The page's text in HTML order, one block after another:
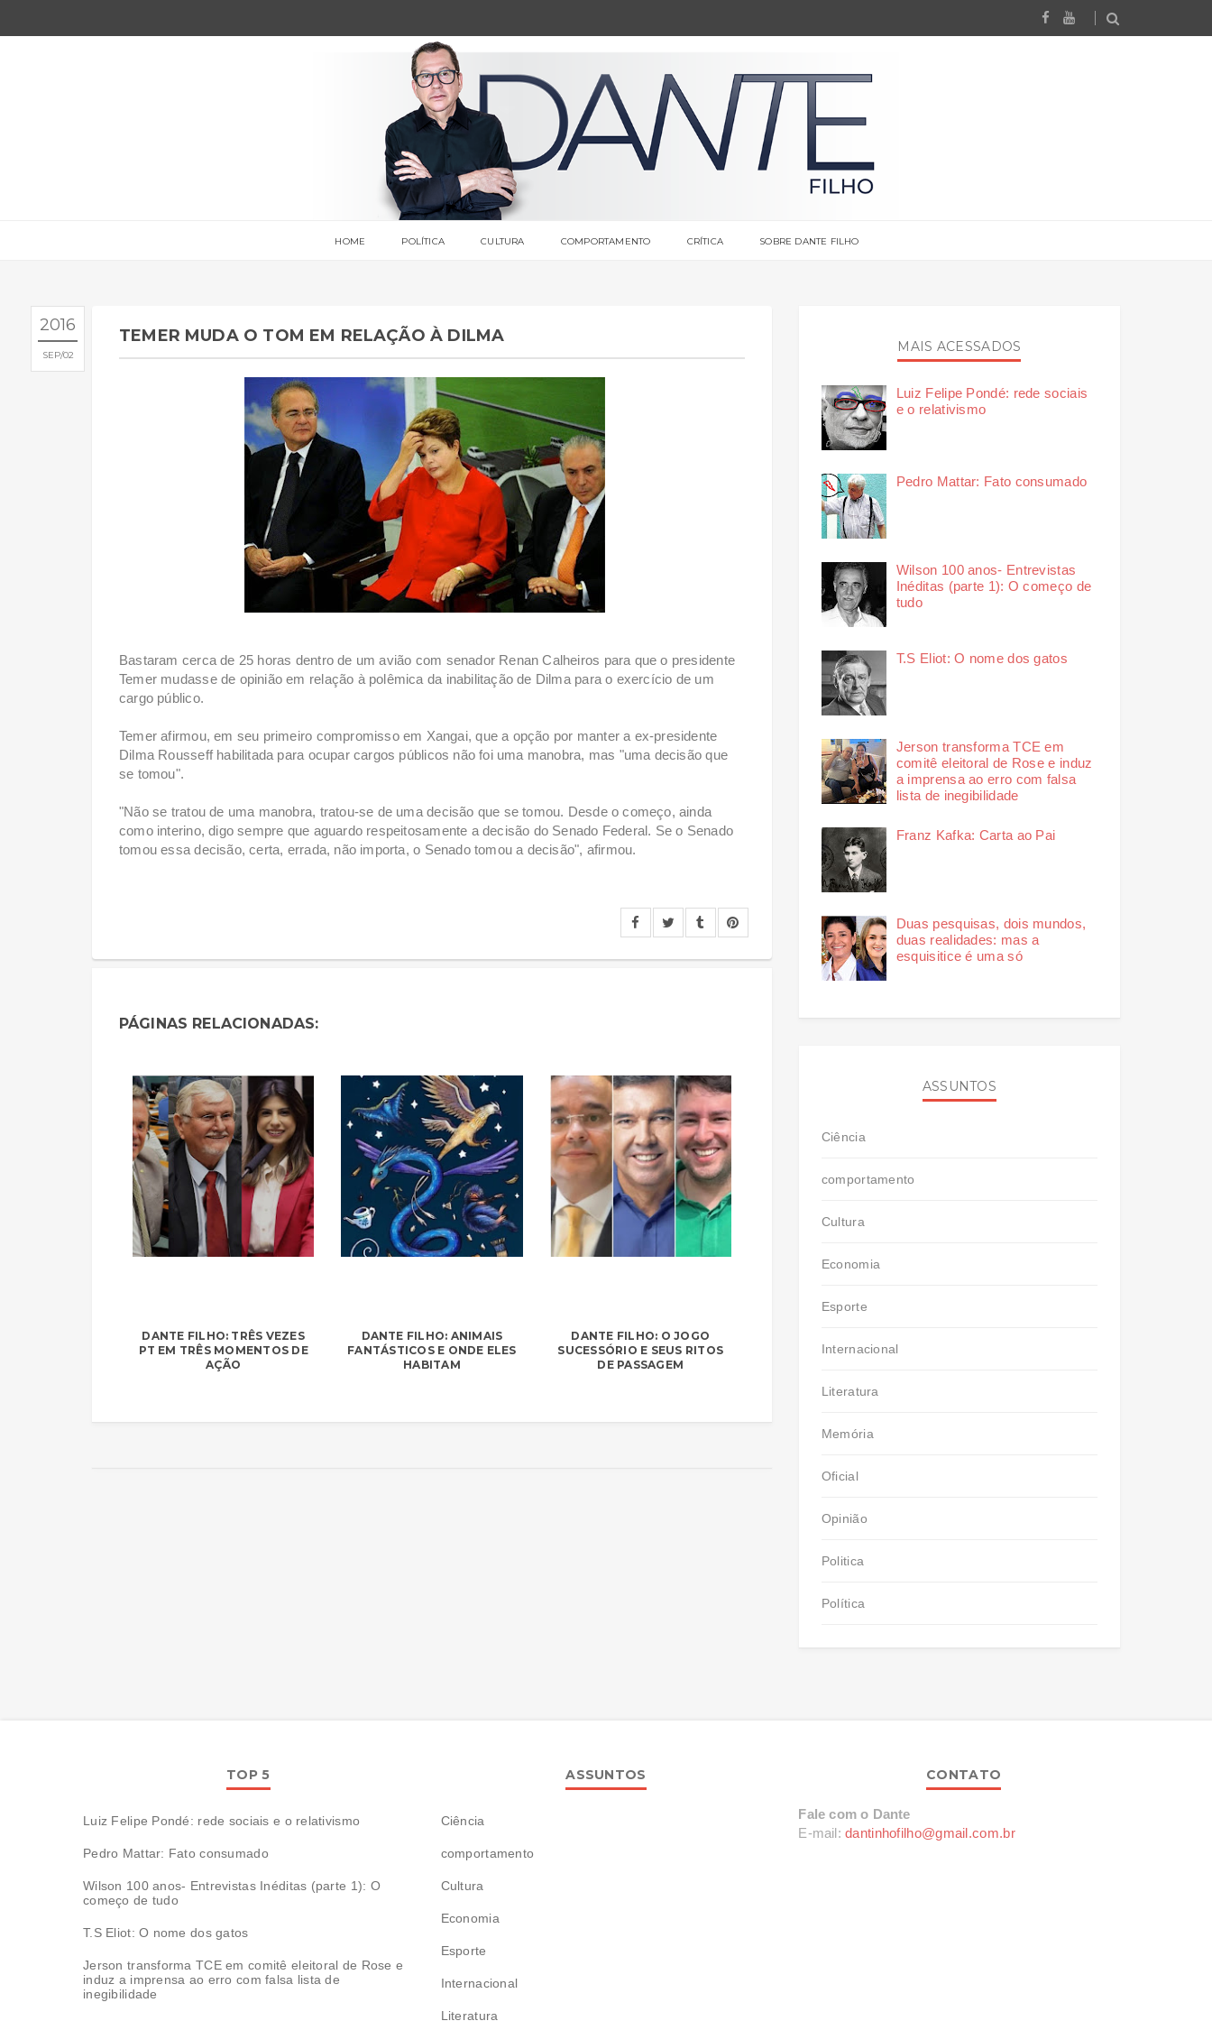
HOME POLÍTICA CULTURA COMPORTAMENTO CRÍTICA SOBRE DANTE FILHO
2016
SEP 02
TEMER MUDA O TOM EM RELAÇÃO À DILMA
Bastaram cerca de 25 horas dentro de um avião com senador Renan Calheiros para que o presidente
Temer mudasse de opinião em relação à polêmica da inabilitação de Dilma para o exercício de um
cargo público.
Temer afirmou, em seu primeiro compromisso em Xangai, que a opção por manter a ex-presidente
Dilma Rousseff habilitada para ocupar cargos públicos não foi uma manobra, mas "uma decisão que
se tomou".
"Não se tratou de uma manobra, tratou-se de uma decisão que se tomou. Desde o começo, ainda
como interino, digo sempre que aguardo respeitosamente a decisão do Senado Federal. Se o Senado
tomou essa decisão, certa, errada, não importa, o Senado tomou a decisão", afirmou.
PÁGINAS RELACIONADAS:
DANTE FILHO: TRÊS VEZES
PT EM TRÊS MOMENTOS DE
AÇÃO
DANTE FILHO: ANIMAIS
FANTÁSTICOS E ONDE ELES
HABITAM
DANTE FILHO: O JOGO
SUCESSÓRIO E SEUS RITOS
DE PASSAGEM
MAIS ACESSADOS
Luiz Felipe Pondé: rede sociais
e o relativismo
Pedro Mattar: Fato consumado
Wilson 100 anos- Entrevistas
Inéditas (parte 1): O começo de
tudo
T.S Eliot: O nome dos gatos
Jerson transforma TCE em
comitê eleitoral de Rose e induz
a imprensa ao erro com falsa
lista de inegibilidade
Franz Kafka: Carta ao Pai
Duas pesquisas, dois mundos,
duas realidades: mas a
esquisitice é uma só
ASSUNTOS
Ciência
comportamento
Cultura
Economia
Esporte
Internacional
Literatura
Memória
Oficial
Opinião
Politica
Política
TOP 5
Luiz Felipe Pondé: rede sociais e o relativismo
Pedro Mattar: Fato consumado
Wilson 100 anos- Entrevistas Inéditas (parte 1): O
começo de tudo
T.S Eliot: O nome dos gatos
Jerson transforma TCE em comitê eleitoral de Rose e
induz a imprensa ao erro com falsa lista de
inegibilidade
ASSUNTOS
Ciência
comportamento
Cultura
Economia
Esporte
Internacional
Literatura
CONTATO
Fale com o Dante
E-mail: dantinhofilho@gmail.com.br